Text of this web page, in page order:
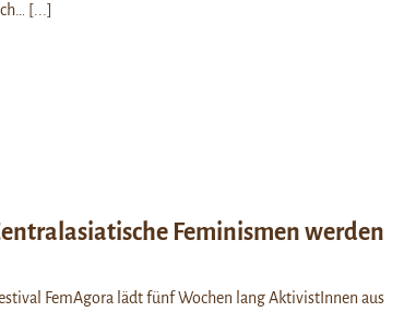
[...]
Feminismen werden
FemAgora lädt fünf Wochen lang AktivistInnen aus